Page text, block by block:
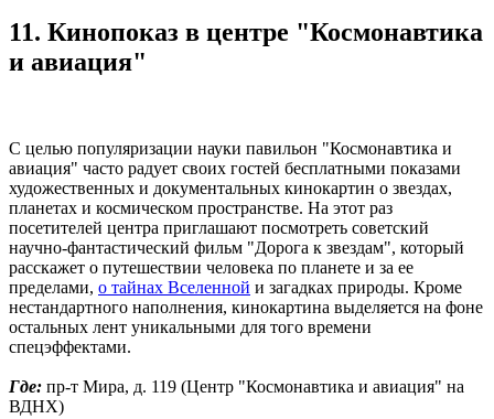
11. Кинопоказ в центре "Космонавтика
и авиация"
С целью популяризации науки павильон "Космонавтика и
авиация" часто радует своих гостей бесплатными показами
художественных и документальных кинокартин о звездах,
планетах и космическом пространстве. На этот раз
посетителей центра приглашают посмотреть советский
научно-фантастический фильм "Дорога к звездам", который
расскажет о путешествии человека по планете и за ее
пределами, о тайнах Вселенной и загадках природы. Кроме
нестандартного наполнения, кинокартина выделяется на фоне
остальных лент уникальными для того времени
спецэффектами.
Где: пр-т Мира, д. 119 (Центр "Космонавтика и авиация" на
ВДНХ)